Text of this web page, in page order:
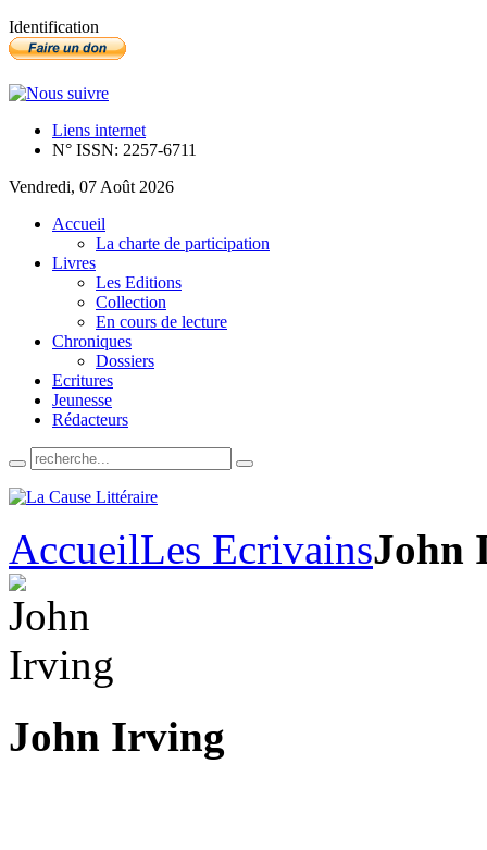
Identification
Liens internet
N° ISSN: 2257-6711
Vendredi, 07 Août 2026
Accueil
La charte de participation
Livres
Les Editions
Collection
En cours de lecture
Chroniques
Dossiers
Ecritures
Jeunesse
Rédacteurs
AccueilLes EcrivainsJohn
John Irving